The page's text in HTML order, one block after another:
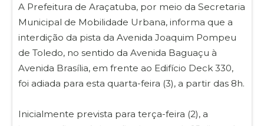
A Prefeitura de Araçatuba, por meio da Secretaria
Municipal de Mobilidade Urbana, informa que a
interdição da pista da Avenida Joaquim Pompeu
de Toledo, no sentido da Avenida Baguaçu à
Avenida Brasília, em frente ao Edifício Deck 330,
foi adiada para esta quarta-feira (3), a partir das 8h.
Inicialmente prevista para terça-feira (2), a